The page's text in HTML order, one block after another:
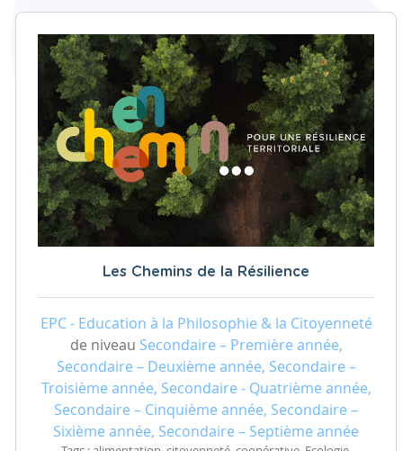
Les Chemins de la Résilience
EPC - Education à la Philosophie & la Citoyenneté
de niveau Secondaire – Première année,
Secondaire – Deuxième année, Secondaire –
Troisième année, Secondaire - Quatrième année,
Secondaire – Cinquième année, Secondaire –
Sixième année, Secondaire – Septième année